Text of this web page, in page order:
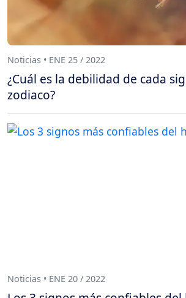
Noticias • ENE 25 / 2022
¿Cuál es la debilidad de cada
zodiaco?
Noticias • ENE 20 / 2022